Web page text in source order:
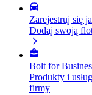
Zarejestruj się
Dodaj swoją
Bolt for
Produkty i
firmy